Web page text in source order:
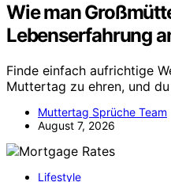
Wie man
Lebenserfahrung
Finde einfach aufrichtige
Muttertag zu ehren, und
Muttertag Sprüche Team
August 7, 2026
Lifestyle